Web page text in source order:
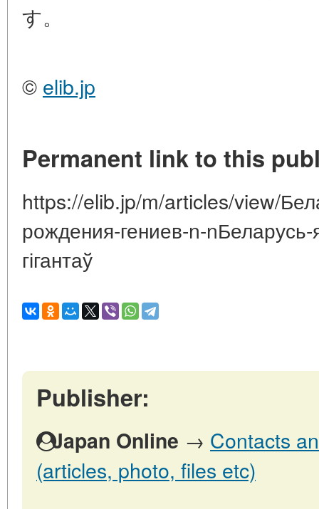
す。
© elib.jp
Permanent link to this
https://elib.jp/m/articles/view/
рождения-гениев-n-
гігантаў
Publisher:
Japan Online → Contacts
(articles, photo, files etc)